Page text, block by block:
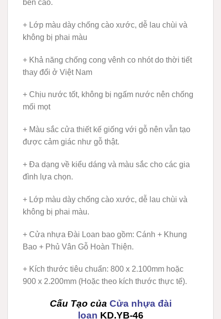
bền cao.
+ Lớp màu dày chống cào xước, dễ lau chùi và
không bị phai màu
+ Khả năng chống cong vênh co nhót do thời tiết
thay đổi ở Việt Nam
+ Chịu nước tốt, không bị ngấm nước nên chống
mối mọt
+ Màu sắc cửa thiết kế giống với gỗ nên vẫn tạo
được cảm giác như gỗ thật.
+ Đa dạng về kiểu dáng và màu sắc cho các gia
đình lựa chọn.
+ Lớp màu dày chống cào xước, dễ lau chùi và
không bị phai màu.
+ Cửa nhựa Đài Loan bao gồm: Cánh + Khung
Bao + Phủ Vân Gỗ Hoàn Thiện.
+ Kích thước tiêu chuẩn: 800 x 2.100mm hoặc
900 x 2.200mm (Hoặc theo kích thước thực tế).
Cấu Tạo của Cửa nhựa đài
loan KD.YB-46